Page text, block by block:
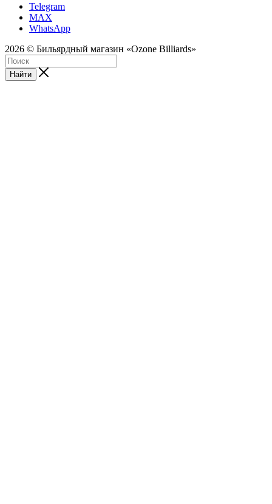
Telegram
MAX
WhatsApp
2026 © Бильярдный магазин «Ozone Billiards»
Найти